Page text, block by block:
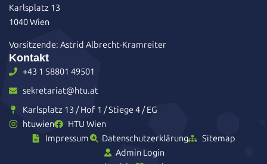
Karlsplatz 13
1040 Wien
Vorsitzende: Astrid Albrecht-Kramreiter
Kontakt
+43 1 58801 49501
sekretariat@htu.at
Karlsplatz 13 / Hof 1 / Stiege 4 / EG
htuwien
HTU Wien
Impressum
Datenschutzerklärung
Sitemap
Admin Login